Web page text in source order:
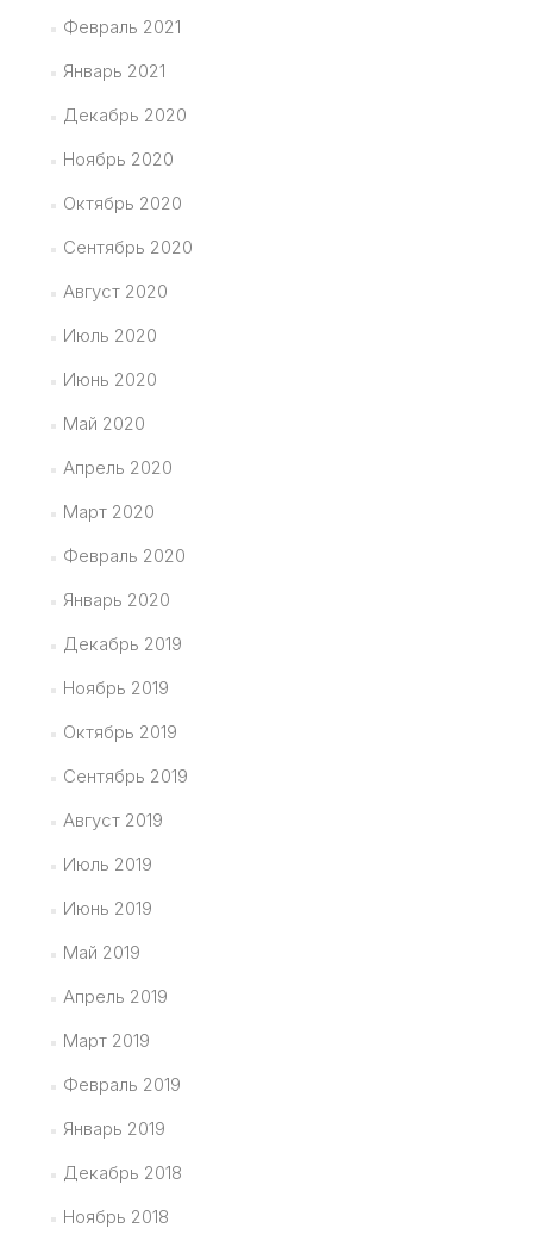
Февраль 2021
Январь 2021
Декабрь 2020
Ноябрь 2020
Октябрь 2020
Сентябрь 2020
Август 2020
Июль 2020
Июнь 2020
Май 2020
Апрель 2020
Март 2020
Февраль 2020
Январь 2020
Декабрь 2019
Ноябрь 2019
Октябрь 2019
Сентябрь 2019
Август 2019
Июль 2019
Июнь 2019
Май 2019
Апрель 2019
Март 2019
Февраль 2019
Январь 2019
Декабрь 2018
Ноябрь 2018